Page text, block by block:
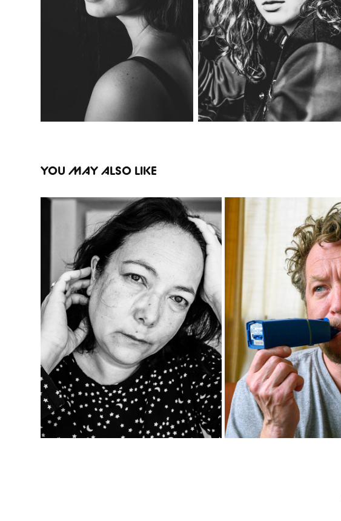
YOU MAY ALSO LIKE
SLEEP TIGHT
2020
HOU JE TAAI!
2020